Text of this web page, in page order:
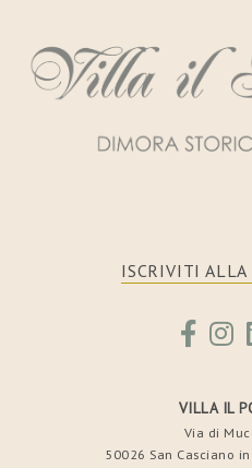
ISCRIVITI ALLA
VILLA IL
Via di
50026 San Casciano